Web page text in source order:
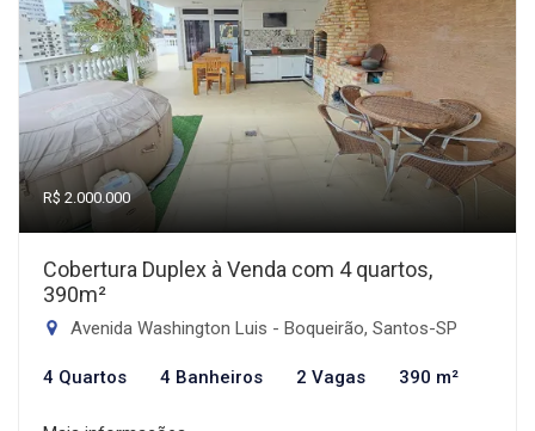
R$ 2.000.000
Cobertura Duplex à Venda com 4 quartos,
390m²
Avenida Washington Luis - Boqueirão, Santos-SP
4 Quartos 4 Banheiros 2 Vagas 390 m²